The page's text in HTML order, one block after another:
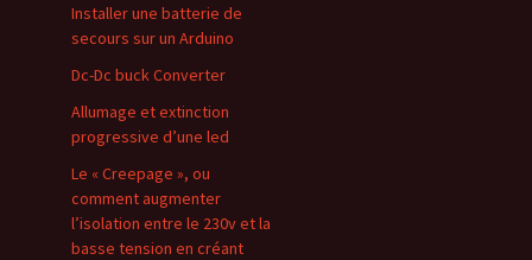
Installer une batterie de
secours sur un Arduino
Dc-Dc buck Converter
Allumage et extinction
progressive d’une led
Le « Creepage », ou
comment augmenter
l’isolation entre le 230v et la
basse tension en créant